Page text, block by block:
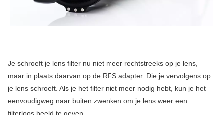
Je schroeft je lens filter nu niet meer rechtstreeks op je lens,
maar in plaats daarvan op de RFS adapter. Die je vervolgens op
je lens schroeft. Als je het filter niet meer nodig hebt, kun je het
eenvoudigweg naar buiten zwenken om je lens weer een
filterloos beeld te geven.